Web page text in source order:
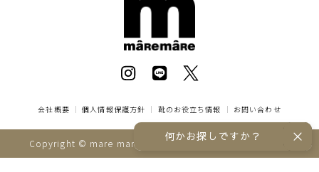
会社概要 ｜個人情報保護方針 ｜ 靴のお役立ち情報 ｜ お問い合わせ
Copyright © mare mare online store All rights reserved.
何かお探しですか？